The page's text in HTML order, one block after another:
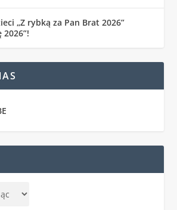
„Z rybką za Pan Brat 2026”
2026”!